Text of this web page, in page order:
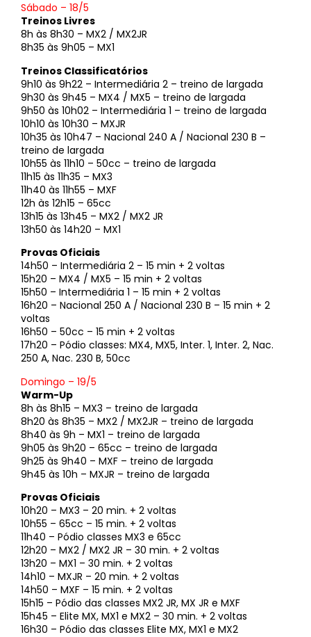
Sábado – 18/5
Treinos Livres
8h às 8h30 – MX2 / MX2JR
8h35 às 9h05 – MX1
Treinos Classificatórios
9h10 às 9h22 – Intermediária 2 – treino de largada
9h30 às 9h45 – MX4 / MX5 – treino de largada
9h50 às 10h02 – Intermediária 1 – treino de largada
10h10 às 10h30 – MXJR
10h35 às 10h47 – Nacional 240 A / Nacional 230 B –
treino de largada
10h55 às 11h10 – 50cc – treino de largada
11h15 às 11h35 – MX3
11h40 às 11h55 – MXF
12h às 12h15 – 65cc
13h15 às 13h45 – MX2 / MX2 JR
13h50 às 14h20 – MX1
Provas Oficiais
14h50 – Intermediária 2 – 15 min + 2 voltas
15h20 – MX4 / MX5 – 15 min + 2 voltas
15h50 – Intermediária 1 – 15 min + 2 voltas
16h20 – Nacional 250 A / Nacional 230 B – 15 min + 2
voltas
16h50 – 50cc – 15 min + 2 voltas
17h20 – Pódio classes: MX4, MX5, Inter. 1, Inter. 2, Nac.
250 A, Nac. 230 B, 50cc
Domingo – 19/5
Warm-Up
8h às 8h15 – MX3 – treino de largada
8h20 às 8h35 – MX2 / MX2JR – treino de largada
8h40 às 9h – MX1 – treino de largada
9h05 às 9h20 – 65cc – treino de largada
9h25 às 9h40 – MXF – treino de largada
9h45 às 10h – MXJR – treino de largada
Provas Oficiais
10h20 – MX3 – 20 min. + 2 voltas
10h55 – 65cc – 15 min. + 2 voltas
11h40 – Pódio classes MX3 e 65cc
12h20 – MX2 / MX2 JR – 30 min. + 2 voltas
13h20 – MX1 – 30 min. + 2 voltas
14h10 – MXJR – 20 min. + 2 voltas
14h50 – MXF – 15 min. + 2 voltas
15h15 – Pódio das classes MX2 JR, MX JR e MXF
15h45 – Elite MX, MX1 e MX2 – 30 min. + 2 voltas
16h30 – Pódio das classes Elite MX, MX1 e MX2